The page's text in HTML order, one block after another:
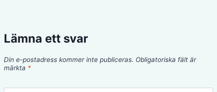
Lämna ett svar
Din e-postadress kommer inte publiceras. Obligatoriska fält är
märkta *